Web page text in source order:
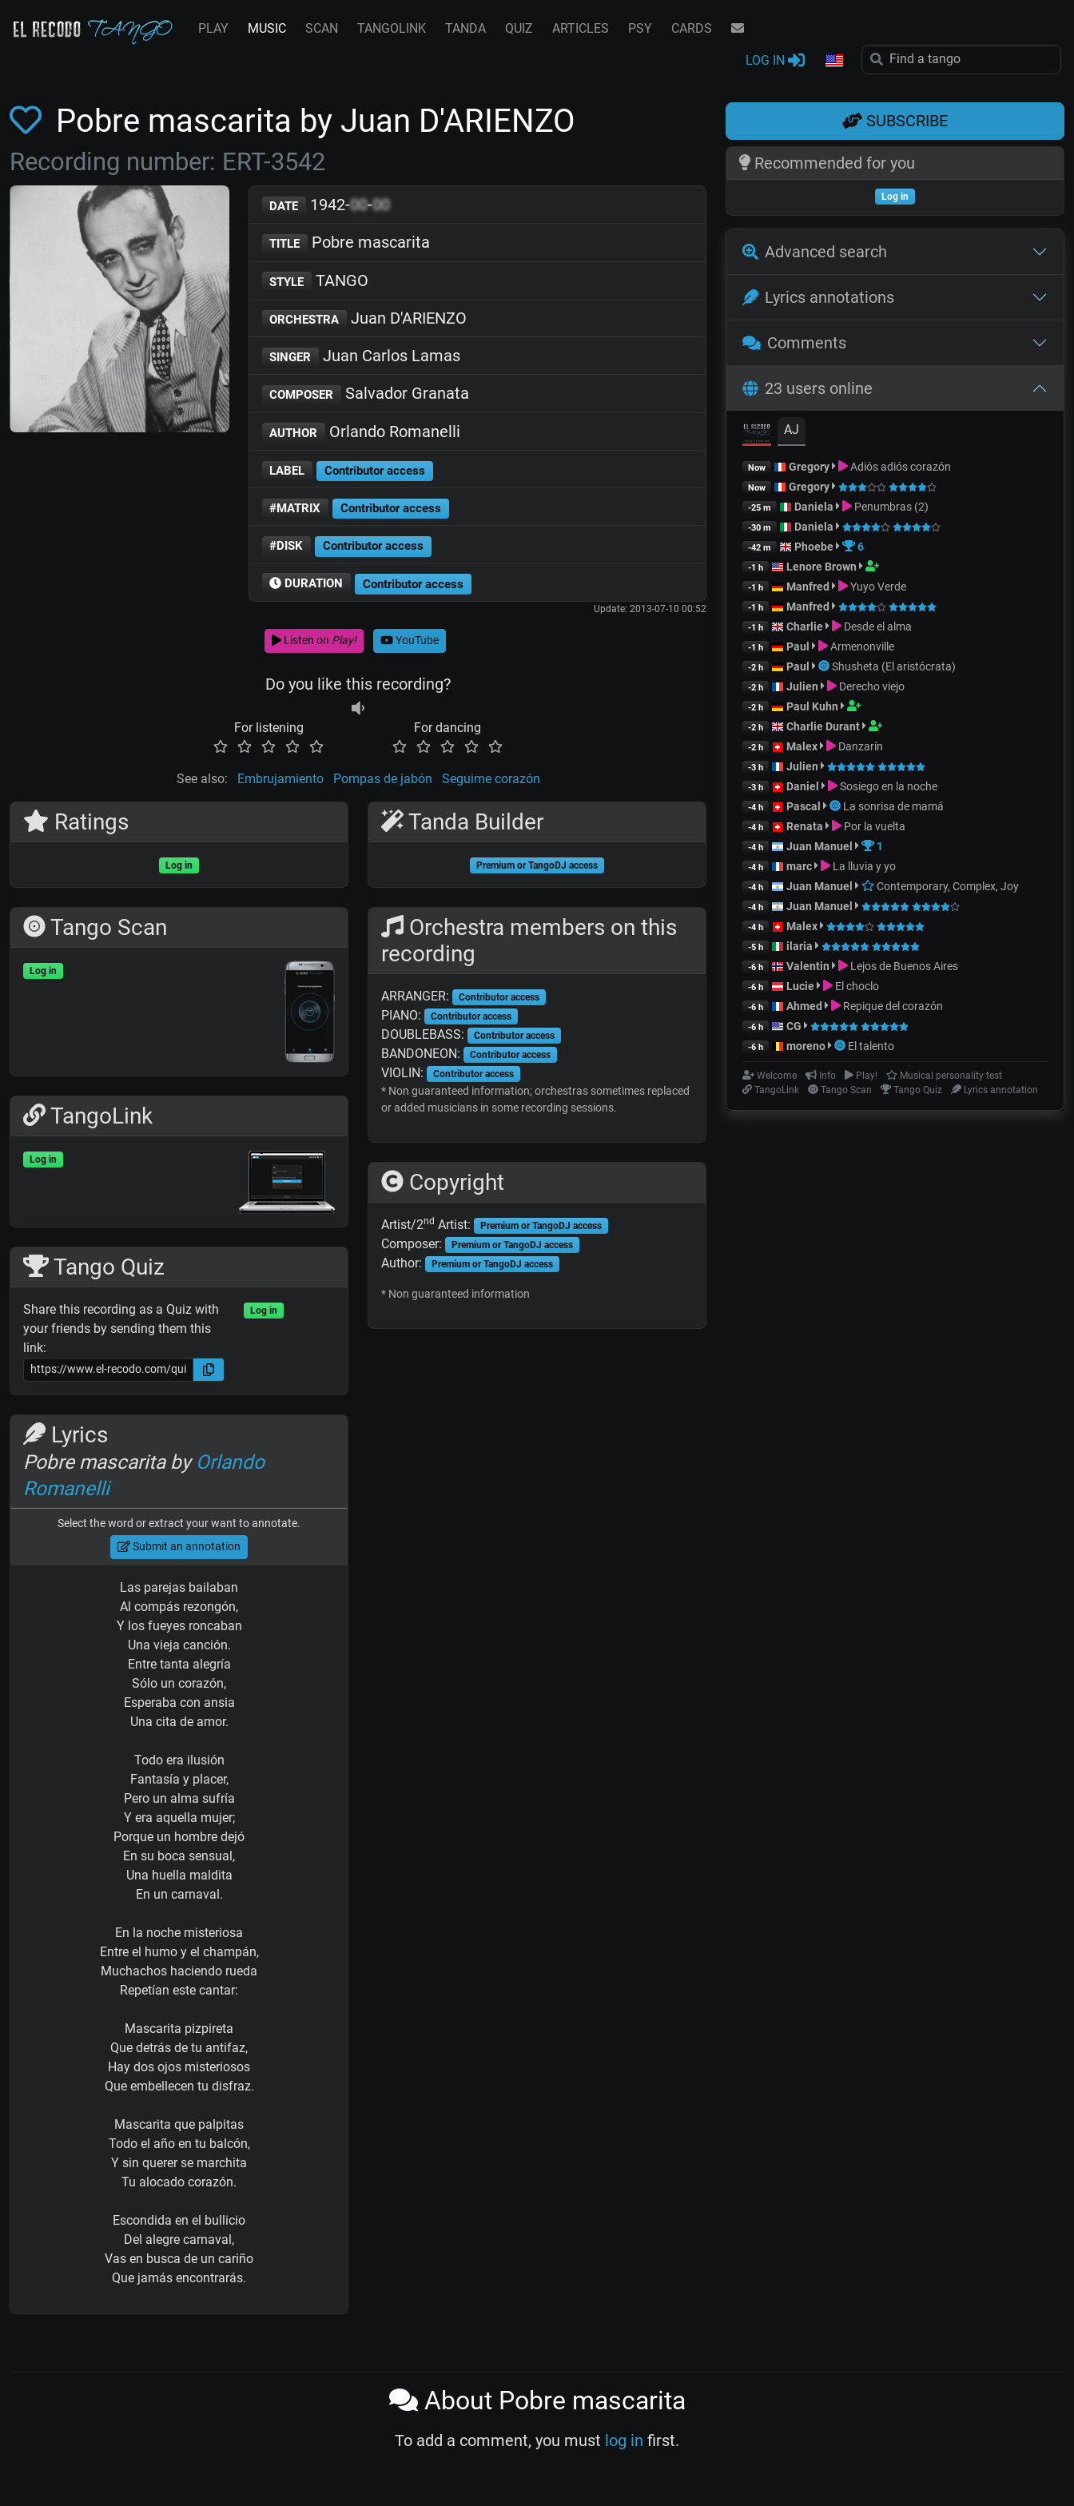
PLAY MUSIC SCAN TANGOLINK TANDA QUIZ ARTICLES PSY CARDS
LOG IN
Pobre mascarita by Juan D'ARIENZO
Recording number: ERT-3542
DATE 1942-00-00
TITLE Pobre mascarita
STYLE TANGO
ORCHESTRA Juan D'ARIENZO
SINGER Juan Carlos Lamas
COMPOSER Salvador Granata
AUTHOR Orlando Romanelli
LABEL Contributor access
#MATRIX Contributor access
#DISK Contributor access
DURATION Contributor access
Update: 2013-07-10 00:52
Listen on Play! YouTube
Do you like this recording?
For listening For dancing
See also: Embrujamiento Pompas de jabón Seguime corazón
Ratings
Log in
Tango Scan
Log in
TangoLink
Log in
Tango Quiz
Share this recording as a Quiz with
your friends by sending them this
link:
Log in
Lyrics
Pobre mascarita by Orlando
Romanelli
Select the word or extract your want to annotate.
Submit an annotation
Las parejas bailaban
Al compás rezongón,
Y los fueyes roncaban
Una vieja canción.
Entre tanta alegría
Sólo un corazón,
Esperaba con ansia
Una cita de amor.
Todo era ilusión
Fantasía y placer,
Pero un alma sufría
Y era aquella mujer;
Porque un hombre dejó
En su boca sensual,
Una huella maldita
En un carnaval.
En la noche misteriosa
Entre el humo y el champán,
Muchachos haciendo rueda
Repetían este cantar:
Mascarita pizpireta
Que detrás de tu antifaz,
Hay dos ojos misteriosos
Que embellecen tu disfraz.
Mascarita que palpitas
Todo el año en tu balcón,
Y sin querer se marchita
Tu alocado corazón.
Escondida en el bullicio
Del alegre carnaval,
Vas en busca de un cariño
Que jamás encontrarás.
Tanda Builder
Premium or TangoDJ access
Orchestra members on this
recording
ARRANGER: Contributor access
PIANO: Contributor access
DOUBLEBASS: Contributor access
BANDONEON: Contributor access
VIOLIN: Contributor access
* Non guaranteed information; orchestras sometimes replaced
or added musicians in some recording sessions.
Copyright
Artist/2nd Artist: Premium or TangoDJ access
Composer: Premium or TangoDJ access
Author: Premium or TangoDJ access
* Non guaranteed information
SUBSCRIBE
Recommended for you
Log in
Advanced search
Lyrics annotations
Comments
23 users online
AJ
Now Gregory Adiós adiós corazón
Now Gregory
-25 m Daniela Penumbras (2)
-30 m Daniela
-42 m Phoebe 6
-1 h Lenore Brown
-1 h Manfred Yuyo Verde
-1 h Manfred
-1 h Charlie Desde el alma
-1 h Paul Armenonville
-2 h Paul Shusheta (El aristócrata)
-2 h Julien Derecho viejo
-2 h Paul Kuhn
-2 h Charlie Durant
-2 h Malex Danzarín
-3 h Julien
-3 h Daniel Sosiego en la noche
-4 h Pascal La sonrisa de mamá
-4 h Renata Por la vuelta
-4 h Juan Manuel 1
-4 h marc La lluvia y yo
-4 h Juan Manuel Contemporary, Complex, Joy
-4 h Juan Manuel
-4 h Malex
-5 h ilaria
-6 h Valentin Lejos de Buenos Aires
-6 h Lucie El choclo
-6 h Ahmed Repique del corazón
-6 h CG
-6 h moreno El talento
Welcome Info Play!
Musical personality test
TangoLink
Tango Scan Tango Quiz Lyrics annotation
About Pobre mascarita
To add a comment, you must log in first.